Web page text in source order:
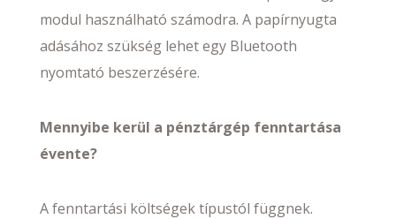
modul használható számodra. A papírnyugta
adásához szükség lehet egy Bluetooth
nyomtató beszerzésére.
Mennyibe kerül a pénztárgép fenntartása
évente?
A fenntartási költségek típustól függnek.